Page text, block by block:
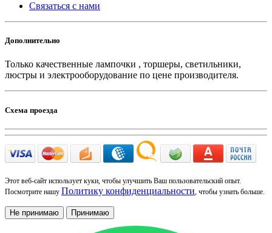
Связаться с нами
Дополнительно
Только качественные лампочки , торшеры, светильники,
люстры и электрооборудование по цене производителя.
Схема проезда
Этот веб-сайт использует куки, чтобы улучшить Ваш пользовательский опыт.
Посмотрите нашу Политику конфиденциальности, чтобы узнать больше.
Не принимаю Принимаю